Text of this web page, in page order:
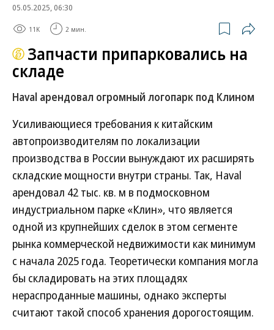
05.05.2025, 06:30
11K 2 мин.
Запчасти припарковались на
складе
Haval арендовал огромный логопарк под Клином
Усиливающиеся требования к китайским
автопроизводителям по локализации
производства в России вынуждают их расширять
складские мощности внутри страны. Так, Haval
арендовал 42 тыс. кв. м в подмосковном
индустриальном парке «Клин», что является
одной из крупнейших сделок в этом сегменте
рынка коммерческой недвижимости как минимум
с начала 2025 года. Теоретически компания могла
бы складировать на этих площадях
нераспроданные машины, однако эксперты
считают такой способ хранения дорогостоящим.